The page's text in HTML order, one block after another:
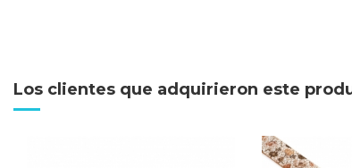
Los clientes que adquirieron este